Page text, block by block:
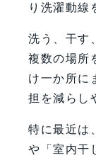
り洗濯動線
洗う、干
複数の場所
け一か所に
担を減らし
特に最近は
や「室内干